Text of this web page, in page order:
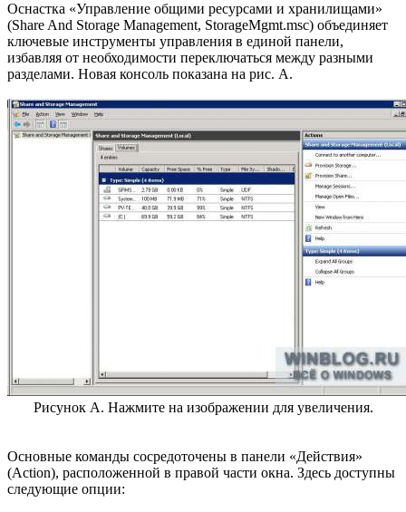
Оснастка «Управление общими ресурсами и хранилищами»
(Share And Storage Management, StorageMgmt.msc) объединяет
ключевые инструменты управления в единой панели,
избавляя от необходимости переключаться между разными
разделами. Новая консоль показана на рис. A.
Рисунок A. Нажмите на изображении для увеличения.
Основные команды сосредоточены в панели «Действия»
(Action), расположенной в правой части окна. Здесь доступны
следующие опции: